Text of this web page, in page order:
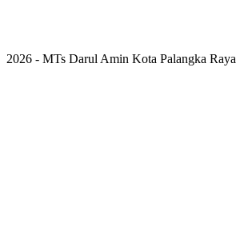
2026 - MTs Darul Amin Kota Palangka Raya